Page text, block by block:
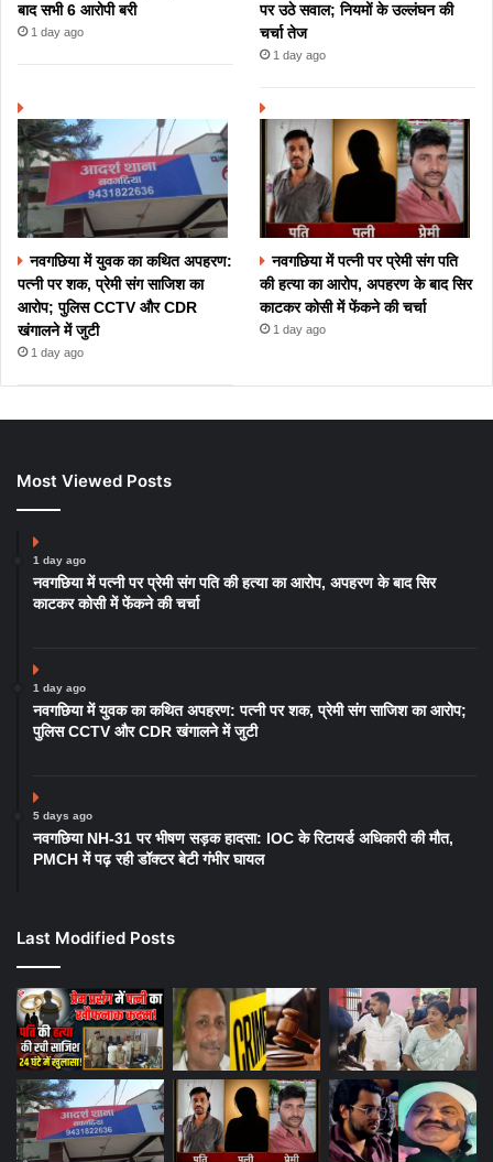
बाद सभी 6 आरोपी बरी
1 day ago
पर उठे सवाल; नियमों के उल्लंघन की
चर्चा तेज
1 day ago
नवगछिया में युवक का कथित अपहरण:
पत्नी पर शक, प्रेमी संग साजिश का
आरोप; पुलिस CCTV और CDR
खंगालने में जुटी
1 day ago
नवगछिया में पत्नी पर प्रेमी संग पति
की हत्या का आरोप, अपहरण के बाद सिर
काटकर कोसी में फेंकने की चर्चा
1 day ago
Most Viewed Posts
1 day ago
नवगछिया में पत्नी पर प्रेमी संग पति की हत्या का आरोप, अपहरण के बाद सिर
काटकर कोसी में फेंकने की चर्चा
1 day ago
नवगछिया में युवक का कथित अपहरण: पत्नी पर शक, प्रेमी संग साजिश का आरोप;
पुलिस CCTV और CDR खंगालने में जुटी
5 days ago
नवगछिया NH-31 पर भीषण सड़क हादसा: IOC के रिटायर्ड अधिकारी की मौत,
PMCH में पढ़ रही डॉक्टर बेटी गंभीर घायल
Last Modified Posts